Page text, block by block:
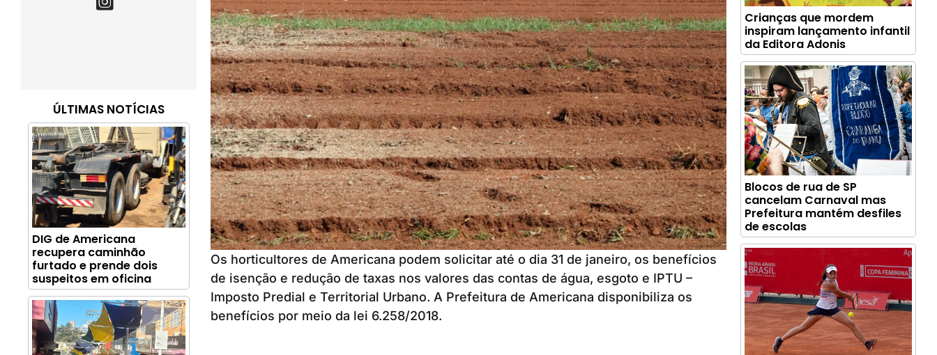
ÚLTIMAS NOTÍCIAS
DIG de Americana
recupera caminhão
furtado e prende dois
suspeitos em oficina
Os horticultores de Americana podem solicitar até o dia 31 de janeiro, os benefícios
de isenção e redução de taxas nos valores das contas de água, esgoto e IPTU –
Imposto Predial e Territorial Urbano. A Prefeitura de Americana disponibiliza os
benefícios por meio da lei 6.258/2018.
Crianças que mordem
inspiram lançamento infantil
da Editora Adonis
Blocos de rua de SP
cancelam Carnaval mas
Prefeitura mantém desfiles
de escolas